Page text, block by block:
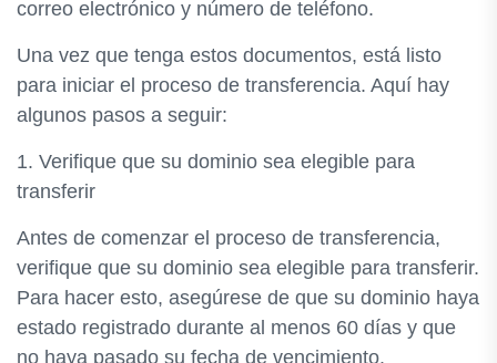
correo electrónico y número de teléfono.
Una vez que tenga estos documentos, está listo
para iniciar el proceso de transferencia. Aquí hay
algunos pasos a seguir:
1. Verifique que su dominio sea elegible para
transferir
Antes de comenzar el proceso de transferencia,
verifique que su dominio sea elegible para transferir.
Para hacer esto, asegúrese de que su dominio haya
estado registrado durante al menos 60 días y que
no haya pasado su fecha de vencimiento.